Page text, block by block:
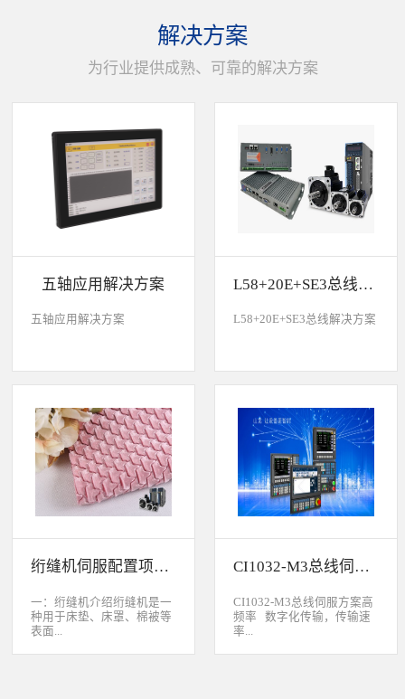
解决方案
为行业提供成熟、可靠的解决方案
五轴应用解决方案
五轴应用解决方案
L58+20E+SE3总线解决方案
L58+20E+SE3总线解决方案
绗缝机伺服配置项目介绍
一：绗缝机介绍绗缝机是一
种用于床垫、床罩、棉被等
表面...
CI1032-M3总线伺服方案
CI1032-M3总线伺服方案高
频率 数字化传输，传输速
率...